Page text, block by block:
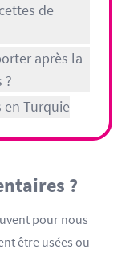
de
après la
?
en Turquie
?
pour nous
être usées ou